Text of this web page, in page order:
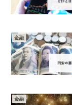
金融
金融